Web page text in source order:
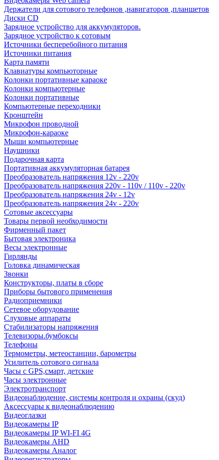
Держатели для сотового телефонов ,навигаторов ,планшетов
Диски CD
Зарядное устройство для аккумуляторов.
Зарядное устройство к сотовым
Источники бесперебойного питания
Источники питания
Карта памяти
Клавиатуры компьюторные
Колонки портативные караоке
Колонки компьютерные
Колонки портативные
Компьютерные переходники
Кронштейн
Микрофон проводной
Микрофон-караоке
Мыши компьютерные
Наушники
Подарочная карта
Портативная аккумуляторная батарея
Преобразователь напряжения 12v - 220v
Преобразователь напряжения 220v - 110v / 110v - 220v
Преобразователь напряжения 24v - 12v
Преобразователь напряжения 24v - 220v
Сотовые аксессуары
Товары первой необходимости
Фирменный пакет
Бытовая электроника
Весы электронные
Гирлянды
Головка динамическая
Звонки
Конструкторы, платы в сборе
Приборы бытового применения
Радиоприемники
Сетевое оборудование
Слуховые аппараты
Стабилизаторы напряжения
Телевизоры.бумбоксы
Телефоны
Термометры, метеостанции, барометры
Усилитель сотового сигнала
Часы с GPS,смарт, детские
Часы электронные
Электротранспорт
Видеонаблюдение, системы контроля и охраны (скуд)
Аксессуары к видеонаблюдению
Видеоглазки
Видеокамеры IP
Видеокамеры IP WI-FI 4G
Видеокамеры AHD
Видеокамеры Аналог